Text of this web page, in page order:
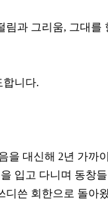
과 그리움, 그대를
합니다.
을 대신해 2년 가까
입고 다니며 동창
디쓴 회한으로 돌아